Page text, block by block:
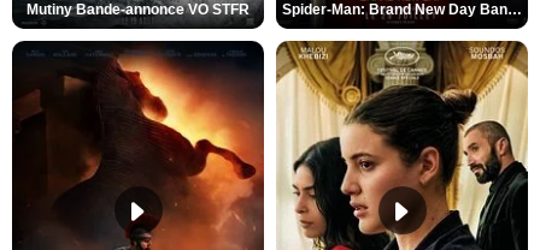
Mutiny Bande-annonce VO STFR Spider-Man: Brand New Day Bande-annonce VO STFR